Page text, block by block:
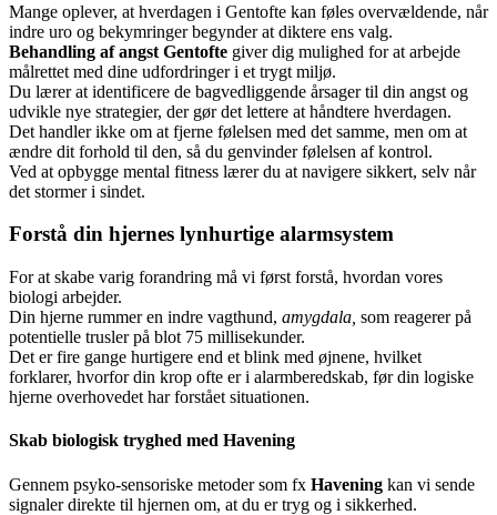
Mange oplever, at hverdagen i Gentofte kan føles overvældende, når
indre uro og bekymringer begynder at diktere ens valg.
Behandling af angst Gentofte giver dig mulighed for at arbejde
målrettet med dine udfordringer i et trygt miljø.
Du lærer at identificere de bagvedliggende årsager til din angst og
udvikle nye strategier, der gør det lettere at håndtere hverdagen.
Det handler ikke om at fjerne følelsen med det samme, men om at
ændre dit forhold til den, så du genvinder følelsen af kontrol.
Ved at opbygge mental fitness lærer du at navigere sikkert, selv når
det stormer i sindet.
Forstå din hjernes lynhurtige alarmsystem
For at skabe varig forandring må vi først forstå, hvordan vores
biologi arbejder.
Din hjerne rummer en indre vagthund, amygdala, som reagerer på
potentielle trusler på blot 75 millisekunder.
Det er fire gange hurtigere end et blink med øjnene, hvilket
forklarer, hvorfor din krop ofte er i alarmberedskab, før din logiske
hjerne overhovedet har forstået situationen.
Skab biologisk tryghed med Havening
Gennem psyko-sensoriske metoder som fx Havening kan vi sende
signaler direkte til hjernen om, at du er tryg og i sikkerhed.